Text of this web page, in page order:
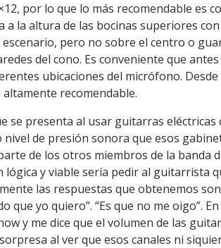
por lo que lo más recomendable es
a la altura de las bocinas superiores
pero no sobre el centro o
del cono. Es conveniente que
ubicaciones del micrófono.
recomendable.
se presenta al usar guitarras eléctricas
nivel de presión sonora que esos
de los otros miembros de la banda
lógica y viable sería pedir al guitarrista
las respuestas que obtenemos son
que yo quiero”. “Es que no me oigo”.
y me dice que el volumen de las
al ver que esos canales ni